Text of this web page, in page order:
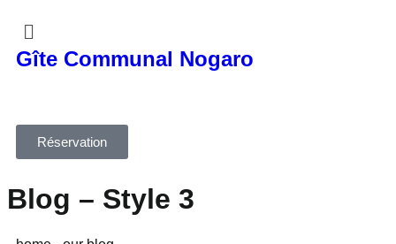
Gîte Communal Nogaro
Réservation
Blog – Style 3